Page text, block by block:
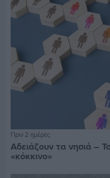
Πριν 2 ημέρες
Αδειάζουν τα νησιά –
«κόκκινο»